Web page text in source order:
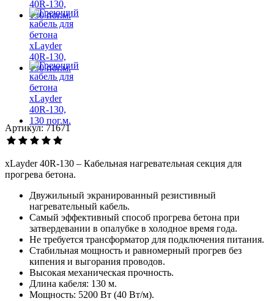
Артикул: 71671
xLayder 40R-130 – Кабельная нагревательная секция для
прогрева бетона.
Двужильный экранированный резистивный
нагревательный кабель.
Самый эффективный способ прогрева бетона при
затвердевании в опалубке в холодное время года.
Не требуется трансформатор для подключения питания.
Стабильная мощность и равномерный прогрев без
кипения и выгорания проводов.
Высокая механическая прочность.
Длина кабеля: 130 м.
Мощность: 5200 Вт (40 Вт/м).